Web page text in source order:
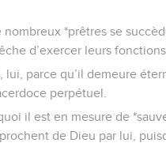
nombreux *prêtres se
d’exercer leurs
lui, parce qu’il demeure
perpétuel.
il est en mesure de
de Dieu par lui,